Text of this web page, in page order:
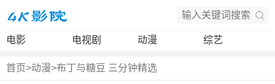
电影 电视剧 动漫 综艺
首页>动漫>布丁与糖豆 三分钟精选